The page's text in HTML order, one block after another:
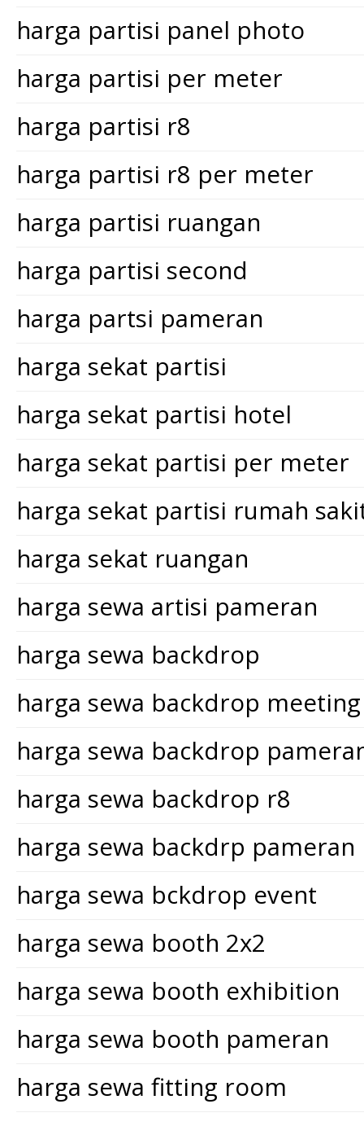
harga partisi panel photo
harga partisi per meter
harga partisi r8
harga partisi r8 per meter
harga partisi ruangan
harga partisi second
harga partsi pameran
harga sekat partisi
harga sekat partisi hotel
harga sekat partisi per meter
harga sekat partisi rumah
harga sekat ruangan
harga sewa artisi pameran
harga sewa backdrop
harga sewa backdrop meeting
harga sewa backdrop
harga sewa backdrop r8
harga sewa backdrp pameran
harga sewa bckdrop event
harga sewa booth 2x2
harga sewa booth exhibition
harga sewa booth pameran
harga sewa fitting room